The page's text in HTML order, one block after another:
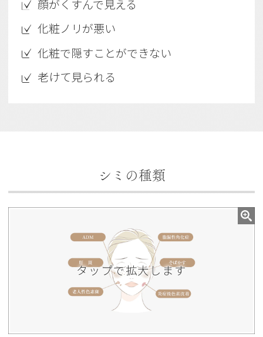
顔がくすんで見える
化粧ノリが悪い
化粧で隠すことができない
老けて見られる
シミの種類